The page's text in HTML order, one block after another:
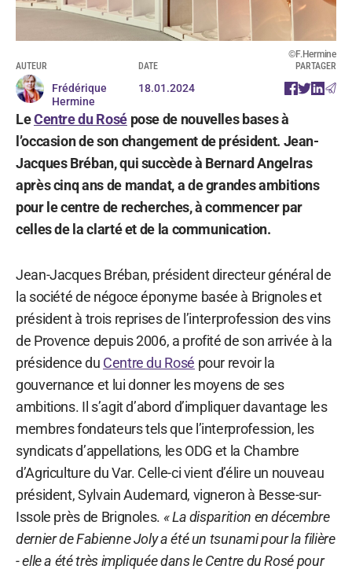
©F.Hermine
AUTEUR
Frédérique
Hermine
DATE
18.01.2024
PARTAGER
LeCentre du Rosépose de nouvelles bases à
l’occasion de son changement de président. Jean-
Jacques Bréban, qui succède à Bernard Angelras
après cinq ans de mandat, a de grandes ambitions
pour le centre de recherches, à commencer par
celles de la clarté et de la communication.
Jean-Jacques Bréban, président directeur général de
la société de négoce éponyme basée à Brignoles et
président à trois reprises de l’interprofession des vins
de Provence depuis 2006, a profité de son arrivée à la
présidence du Centre du Rosé pour revoir la
gouvernance et lui donner les moyens de ses
ambitions. Il s’agit d’abord d’impliquer davantage les
membres fondateurs tels que l’interprofession, les
syndicats d’appellations, les ODG et la Chambre
d’Agriculture du Var. Celle-ci vient d’élire un nouveau
président, Sylvain Audemard, vigneron à Besse-sur-
Issole près de Brignoles. « La disparition en décembre
dernier de Fabienne Joly a été un tsunami pour la filière
- elle a été très impliquée dans le Centre du Rosé pour